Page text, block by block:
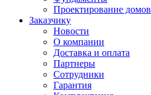
Проектирование домов
Заказчику
Новости
О компании
Доставка и оплата
Партнеры
Сотрудники
Гарантия